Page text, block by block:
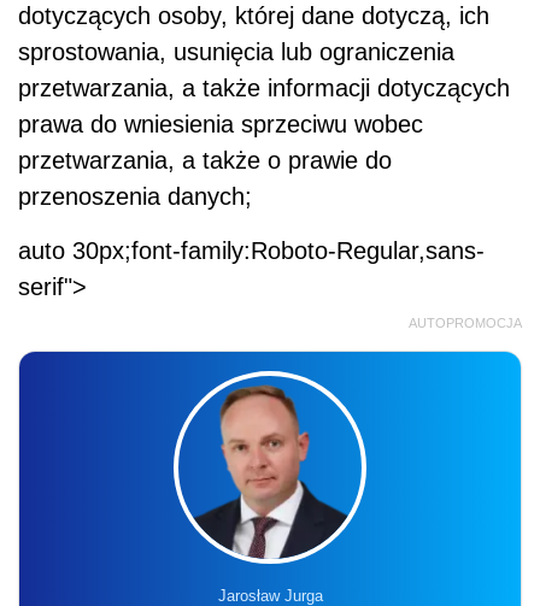
dotyczących osoby, której dane dotyczą, ich
sprostowania, usunięcia lub ograniczenia
przetwarzania, a także informacji dotyczących
prawa do wniesienia sprzeciwu wobec
przetwarzania, a także o prawie do
przenoszenia danych;
auto 30px;font-family:Roboto-Regular,sans-
serif">
AUTOPROMOCJA
Jarosław Jurga